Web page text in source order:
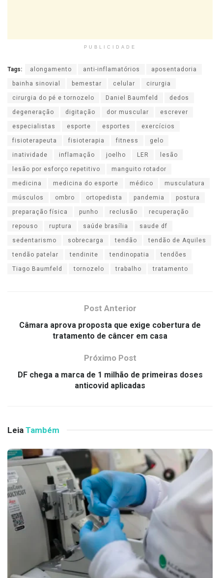
PUBLICIDADE
Tags: alongamento anti-inflamatórios aposentadoria
bainha sinovial bemestar celular cirurgia
cirurgia do pé e tornozelo Daniel Baumfeld dedos
degeneração digitação dor muscular escrever
especialistas esporte esportes exercícios
fisioterapeuta fisioterapia fitness gelo
inatividade inflamação joelho LER lesão
lesão por esforço repetitivo manguito rotador
medicina medicina do esporte médico musculatura
músculos ombro ortopedista pandemia postura
preparação física punho reclusão recuperação
repouso ruptura saúde brasília saude df
sedentarismo sobrecarga tendão tendão de Aquiles
tendão patelar tendinite tendinopatia tendões
Tiago Baumfeld tornozelo trabalho tratamento
Post Anterior
Câmara aprova proposta que exige cobertura de
tratamento de câncer em casa
Próximo Post
DF chega a marca de 1 milhão de primeiras doses
anticovid aplicadas
Leia Também